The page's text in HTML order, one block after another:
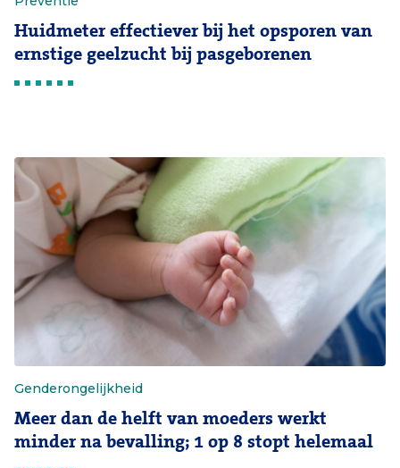
Huidmeter effectiever bij het opsporen van
ernstige geelzucht bij pasgeborenen
Genderongelijkheid
Meer dan de helft van moeders werkt
minder na bevalling; 1 op 8 stopt helemaal